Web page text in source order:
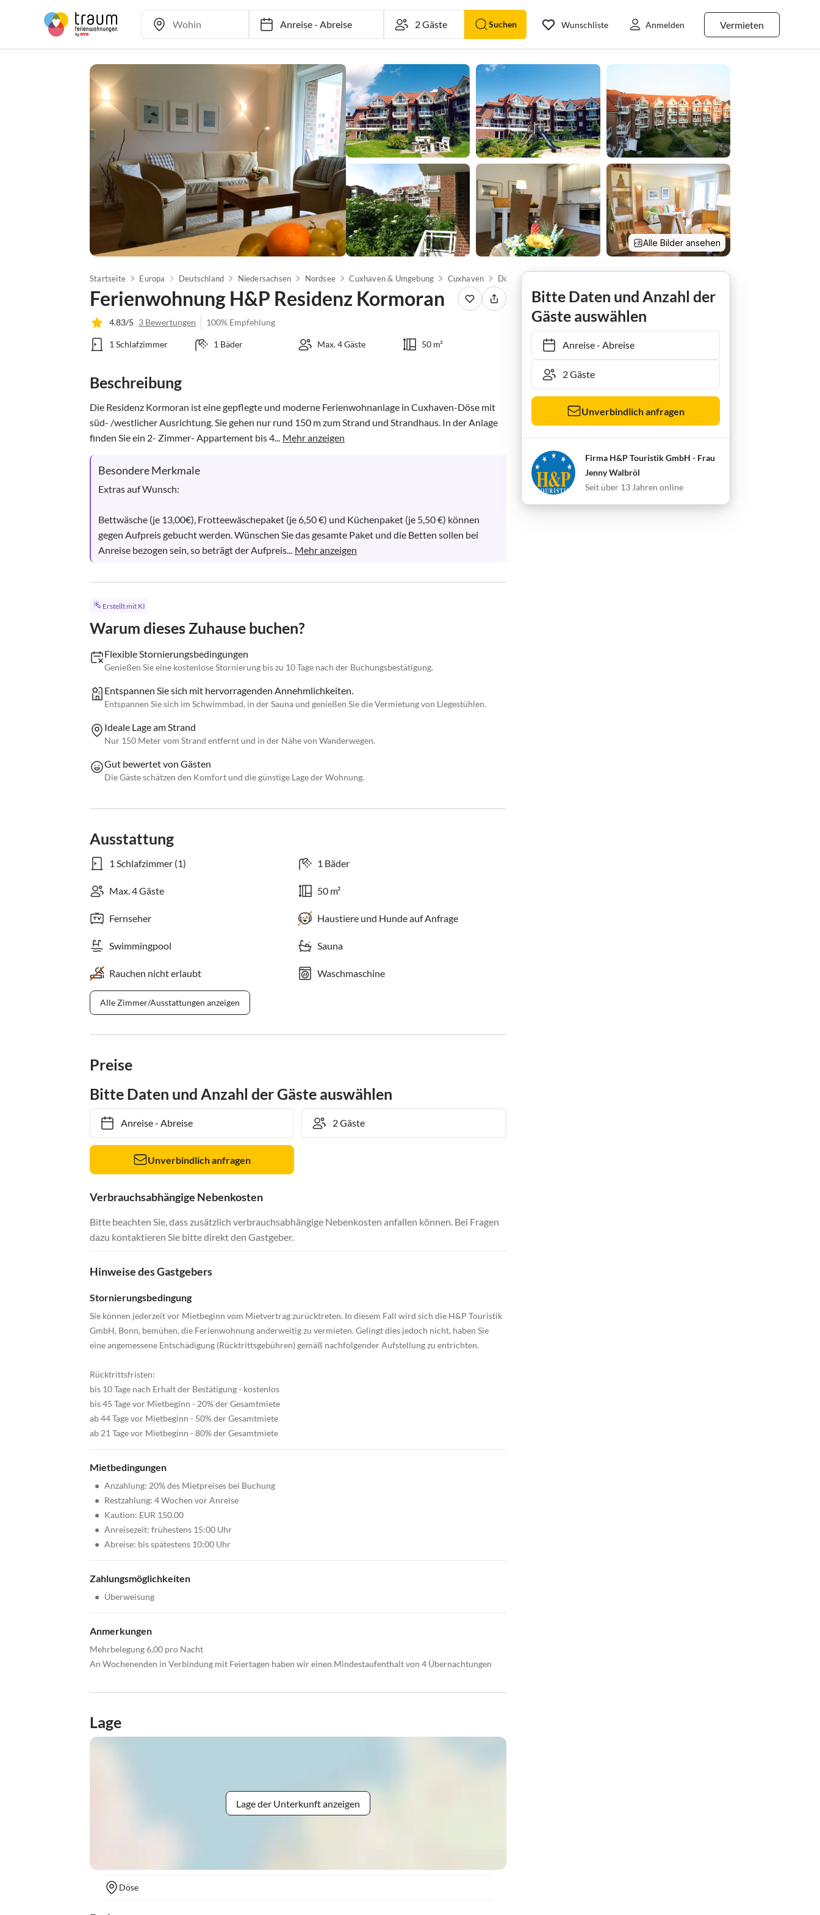
Anreise-Abreise Suchen Vermieten
Wunschliste Anmelden
Alle Bilder ansehen
Startseite Europa Deutschland Niedersachsen Nordsee Cuxhaven & Umgebung Cuxhaven Döse
Ferienwohnung H&P Residenz Kormoran
4.83/5 3 Bewertungen 100% Empfehlung
1 Schlafzimmer 1 Bäder Max. 4 Gäste 50 m²
Beschreibung
Die Residenz Kormoran ist eine gepflegte und moderne Ferienwohnanlage in Cuxhaven-Döse mit
süd- /westlicher Ausrichtung. Sie gehen nur rund 150 m zum Strand und Strandhaus. In der Anlage
finden Sie ein 2- Zimmer- Appartement bis 4... Mehr anzeigen
Besondere Merkmale
Extras auf Wunsch:
Bettwäsche (je 13,00€), Frotteewäschepaket (je 6,50 €) und Küchenpaket (je 5,50 €) können
gegen Aufpreis gebucht werden. Wünschen Sie das gesamte Paket und die Betten sollen bei
Anreise bezogen sein, so beträgt der Aufpreis... Mehr anzeigen
Erstellt mit KI
Warum dieses Zuhause buchen?
Flexible Stornierungsbedingungen
Genießen Sie eine kostenlose Stornierung bis zu 10 Tage nach der Buchungsbestätigung.
Entspannen Sie sich mit hervorragenden Annehmlichkeiten.
Entspannen Sie sich im Schwimmbad, in der Sauna und genießen Sie die Vermietung von Liegestühlen.
Ideale Lage am Strand
Nur 150 Meter vom Strand entfernt und in der Nähe von Wanderwegen.
Gut bewertet von Gästen
Die Gäste schätzen den Komfort und die günstige Lage der Wohnung.
Ausstattung
1 Schlafzimmer (1) 1 Bäder
Max. 4 Gäste 50 m²
Fernseher Haustiere und Hunde auf Anfrage
Swimmingpool Sauna
Rauchen nicht erlaubt Waschmaschine
Alle Zimmer/Ausstattungen anzeigen
Preise
Bitte Daten und Anzahl der Gäste auswählen
Anreise- Abreise
Unverbindlich anfragen
Verbrauchsabhängige Nebenkosten
Bitte beachten Sie, dass zusätzlich verbrauchsabhängige Nebenkosten anfallen können. Bei Fragen
dazu kontaktieren Sie bitte direkt den Gastgeber.
Hinweise des Gastgebers
Stornierungsbedingung
Sie können jederzeit vor Mietbeginn vom Mietvertrag zurücktreten. In diesem Fall wird sich die H&P Touristik
GmbH, Bonn, bemühen, die Ferienwohnung anderweitig zu vermieten. Gelingt dies jedoch nicht, haben Sie
eine angemessene Entschädigung (Rücktrittsgebühren) gemäß nachfolgender Aufstellung zu entrichten.
Rücktrittsfristen:
bis 10 Tage nach Erhalt der Bestätigung - kostenlos
bis 45 Tage vor Mietbeginn - 20% der Gesamtmiete
ab 44 Tage vor Mietbeginn - 50% der Gesamtmiete
ab 21 Tage vor Mietbeginn - 80% der Gesamtmiete
Mietbedingungen
• Anzahlung: 20% des Mietpreises bei Buchung
• Restzahlung: 4 Wochen vor Anreise
• Kaution: EUR 150.00
• Anreisezeit: frühestens 15:00 Uhr
• Abreise: bis spätestens 10:00 Uhr
Zahlungsmöglichkeiten
• Überweisung
Anmerkungen
Mehrbelegung 6,00 pro Nacht
An Wochenenden in Verbindung mit Feiertagen haben wir einen Mindestaufenthalt von 4 Übernachtungen
Lage
Lage der Unterkunft anzeigen
Döse
Bitte Daten und Anzahl der
Gäste auswählen
Anreise- Abreise
Unverbindlich anfragen
Firma H&P Touristik GmbH - Frau
Jenny Walbröl
Seit über 13 Jahren online